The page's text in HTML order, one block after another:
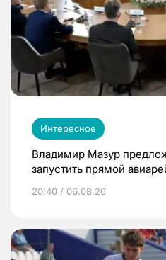
Интересное
Владимир Мазур
запустить прямой
20:40 / 06.08.26